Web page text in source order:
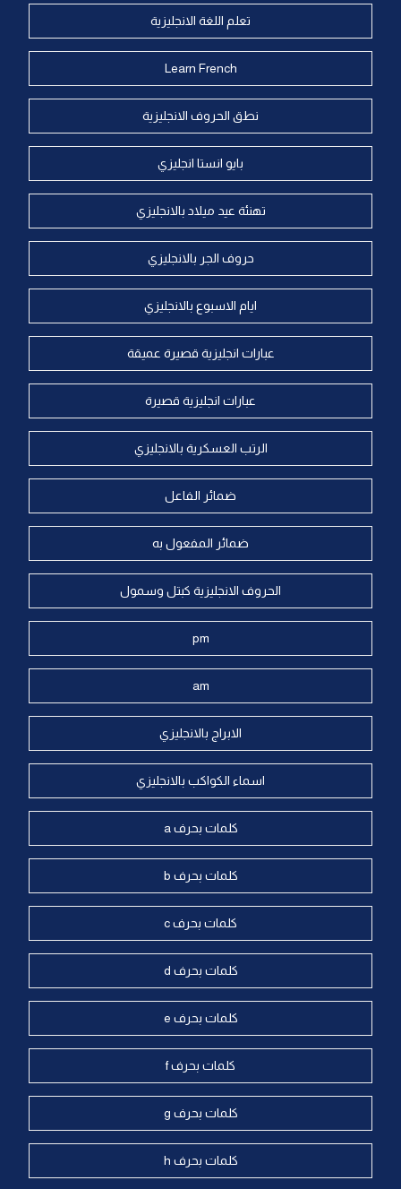
تعلم اللغة الانجليزية
Learn French
نطق الحروف الانجليزية
بايو انستا انجليزي
تهنئة عيد ميلاد بالانجليزي
حروف الجر بالانجليزي
ايام الاسبوع بالانجليزي
عبارات انجليزية قصيرة عميقة
عبارات انجليزية قصيرة
الرتب العسكرية بالانجليزي
ضمائر الفاعل
ضمائر المفعول به
الحروف الانجليزية كبتل وسمول
pm
am
الابراج بالانجليزي
اسماء الكواكب بالانجليزي
كلمات بحرف a
كلمات بحرف b
كلمات بحرف c
كلمات بحرف d
كلمات بحرف e
كلمات بحرف f
كلمات بحرف g
كلمات بحرف h